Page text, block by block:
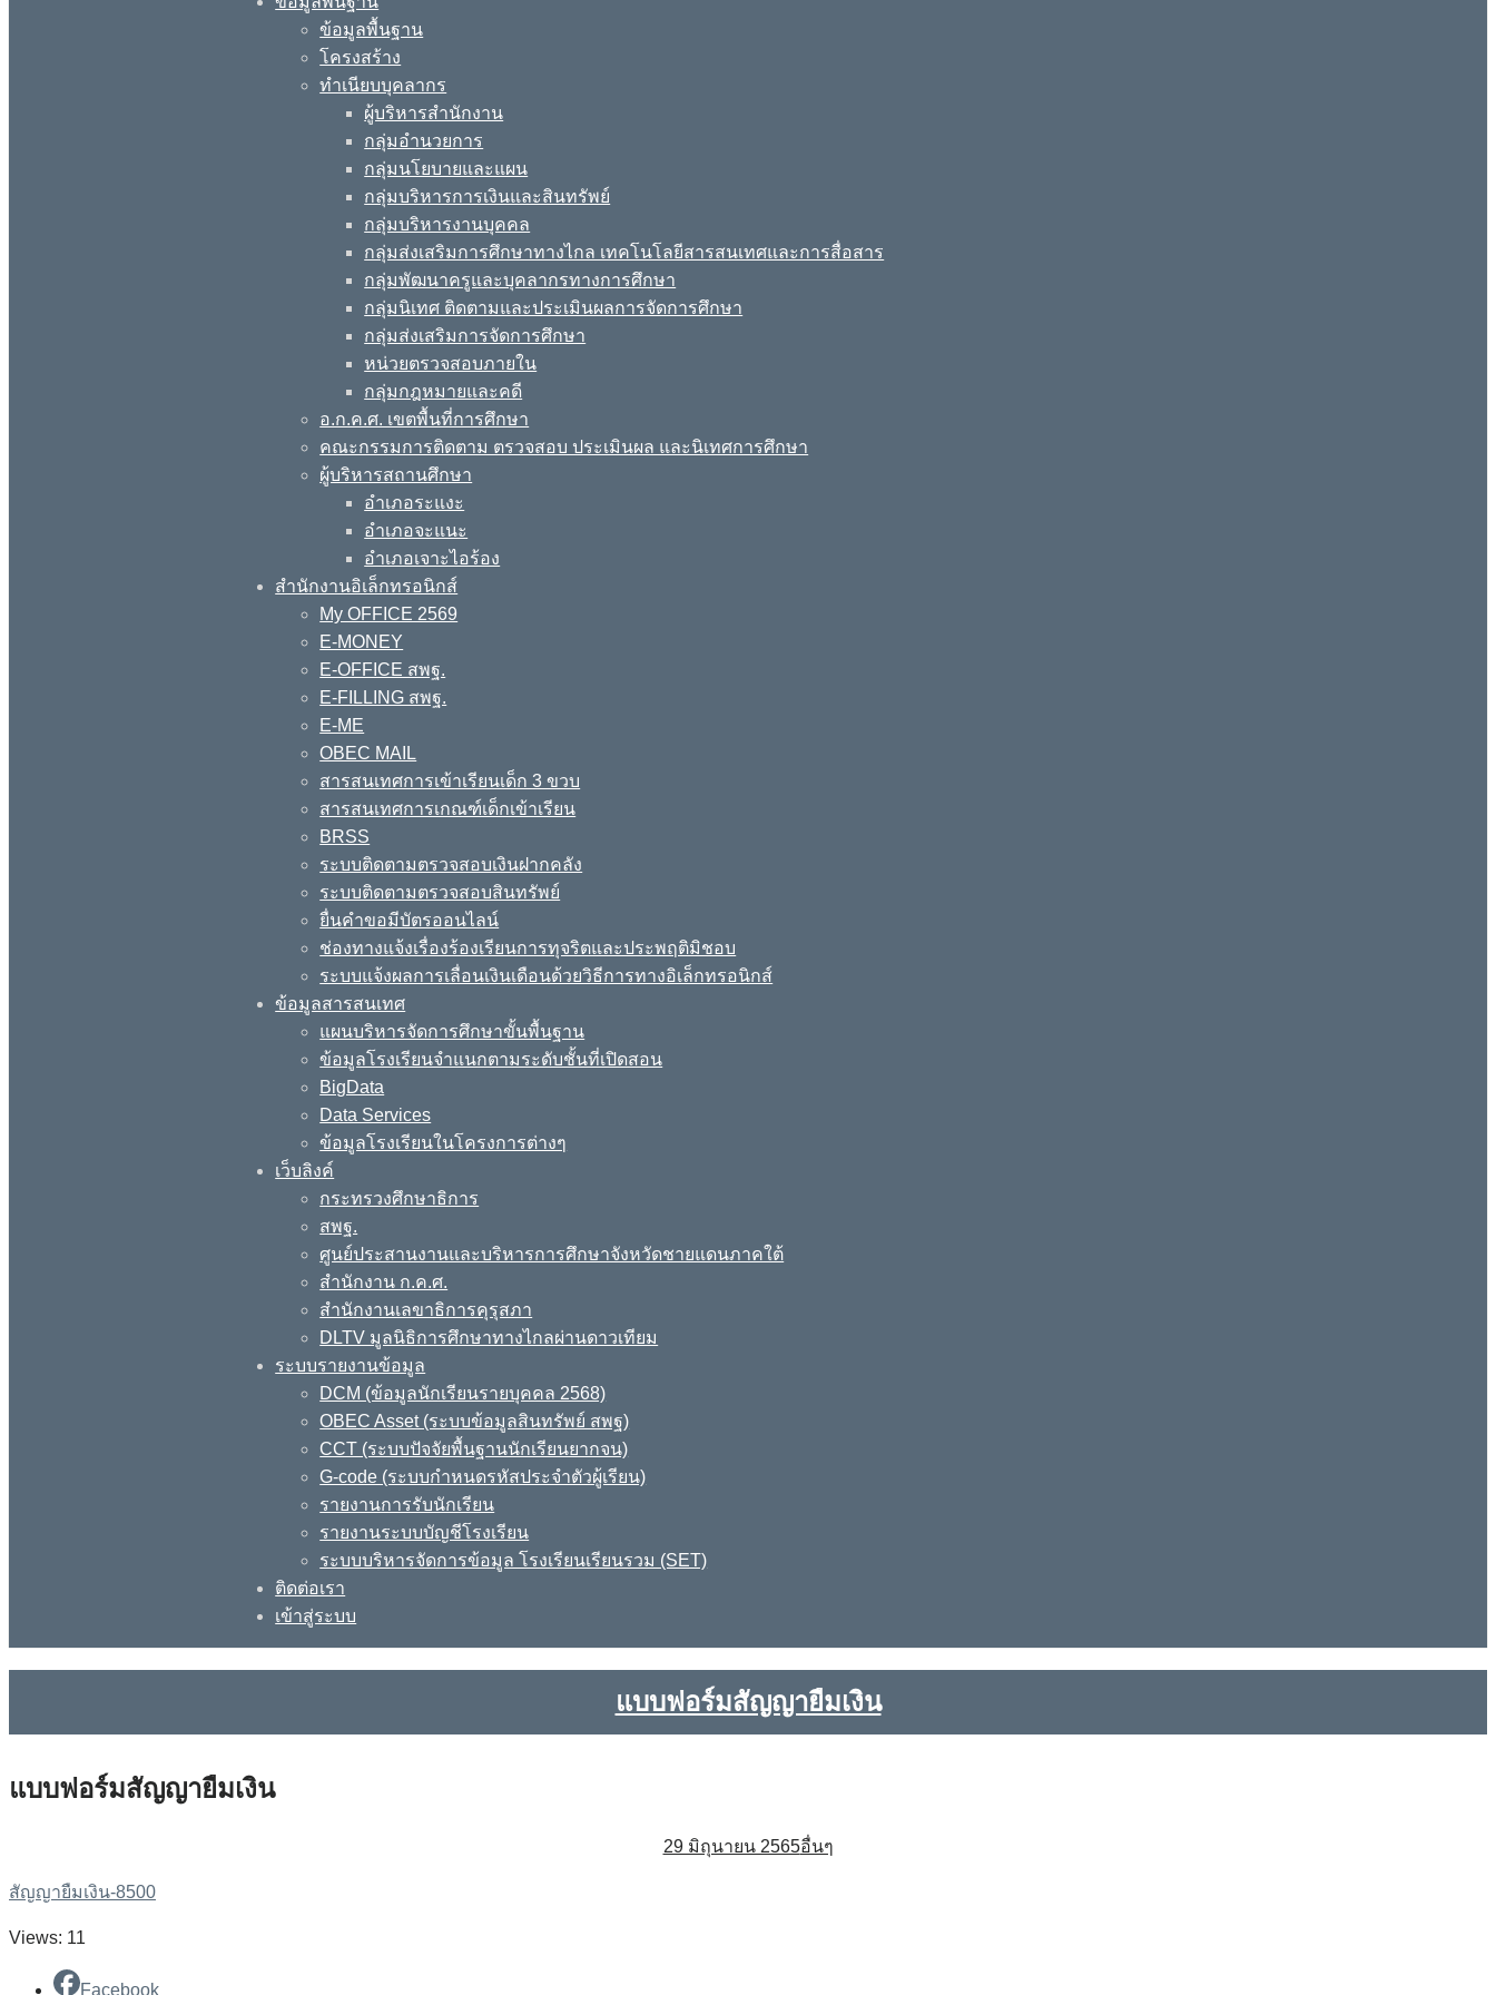
ข้อมูลพื้นฐาน
โครงสร้าง
ทำเนียบบุคลากร
ผู้บริหารสำนักงาน
กลุ่มอำนวยการ
กลุ่มนโยบายและแผน
กลุ่มบริหารการเงินและสินทรัพย์
กลุ่มบริหารงานบุคคล
กลุ่มส่งเสริมการศึกษาทางไกล เทคโนโลยีสารสนเทศและการสื่อสาร
กลุ่มพัฒนาครูและบุคลากรทางการศึกษา
กลุ่มนิเทศ ติดตามและประเมินผลการจัดการศึกษา
กลุ่มส่งเสริมการจัดการศึกษา
หน่วยตรวจสอบภายใน
กลุ่มกฎหมายและคดี
อ.ก.ค.ศ. เขตพื้นที่การศึกษา
คณะกรรมการติดตาม ตรวจสอบ ประเมินผล และนิเทศการศึกษา
ผู้บริหารสถานศึกษา
อำเภอระแงะ
อำเภอจะแนะ
อำเภอเจาะไอร้อง
สำนักงานอิเล็กทรอนิกส์
My OFFICE 2569
E-MONEY
E-OFFICE สพฐ.
E-FILLING สพฐ.
E-ME
OBEC MAIL
สารสนเทศการเข้าเรียนเด็ก 3 ขวบ
สารสนเทศการเกณฑ์เด็กเข้าเรียน
BRSS
ระบบติดตามตรวจสอบเงินฝากคลัง
ระบบติดตามตรวจสอบสินทรัพย์
ยื่นคำขอมีบัตรออนไลน์
ช่องทางแจ้งเรื่องร้องเรียนการทุจริตและประพฤติมิชอบ
ระบบแจ้งผลการเลื่อนเงินเดือนด้วยวิธีการทางอิเล็กทรอนิกส์
ข้อมูลสารสนเทศ
แผนบริหารจัดการศึกษาขั้นพื้นฐาน
ข้อมูลโรงเรียนจำแนกตามระดับชั้นที่เปิดสอน
BigData
Data Services
ข้อมูลโรงเรียนในโครงการต่างๆ
เว็บลิงค์
กระทรวงศึกษาธิการ
สพฐ.
ศูนย์ประสานงานและบริหารการศึกษาจังหวัดชายแดนภาคใต้
สำนักงาน ก.ค.ศ.
สำนักงานเลขาธิการคุรุสภา
DLTV มูลนิธิการศึกษาทางไกลผ่านดาวเทียม
ระบบรายงานข้อมูล
DCM (ข้อมูลนักเรียนรายบุคคล 2568)
OBEC Asset (ระบบข้อมูลสินทรัพย์ สพฐ)
CCT (ระบบปัจจัยพื้นฐานนักเรียนยากจน)
G-code (ระบบกำหนดรหัสประจำตัวผู้เรียน)
รายงานการรับนักเรียน
รายงานระบบบัญชีโรงเรียน
ระบบบริหารจัดการข้อมูล โรงเรียนเรียนรวม (SET)
ติดต่อเรา
เข้าสู่ระบบ
แบบฟอร์มสัญญายืมเงิน
แบบฟอร์มสัญญายืมเงิน
29 มิถุนายน 2565อื่นๆ
สัญญายืมเงิน-8500
Views: 11
Facebook